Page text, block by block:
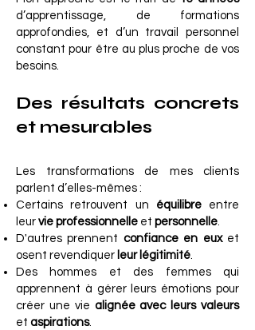
d’apprentissage, de formations
approfondies, et d’un travail personnel
constant pour être au plus proche de vos
besoins.
Des résultats concrets
et mesurables
Les transformations de mes clients
parlent d’elles-mêmes :
Certains retrouvent un équilibreentre
leur vie professionnelle et personnelle.
D'autres prennent confiance en eux et
osent revendiquer leur légitimité.
Des hommes et des femmes qui
apprennent à gérer leurs émotions pour
créer une vie alignée avec leurs valeurs
et aspirations.